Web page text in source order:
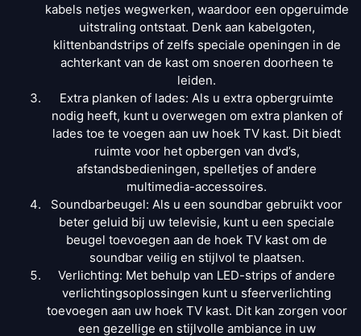
kabels netjes wegwerken, waardoor een opgeruimde
uitstraling ontstaat. Denk aan kabelgoten,
klittenbandstrips of zelfs speciale openingen in de
achterkant van de kast om snoeren doorheen te
leiden.
Extra planken of lades: Als u extra opbergruimte
nodig heeft, kunt u overwegen om extra planken of
lades toe te voegen aan uw hoek TV kast. Dit biedt
ruimte voor het opbergen van dvd’s,
afstandsbedieningen, spelletjes of andere
multimedia-accessoires.
Soundbarbeugel: Als u een soundbar gebruikt voor
beter geluid bij uw televisie, kunt u een speciale
beugel toevoegen aan de hoek TV kast om de
soundbar veilig en stijlvol te plaatsen.
Verlichting: Met behulp van LED-strips of andere
verlichtingsoplossingen kunt u sfeerverlichting
toevoegen aan uw hoek TV kast. Dit kan zorgen voor
een gezellige en stijlvolle ambiance in uw